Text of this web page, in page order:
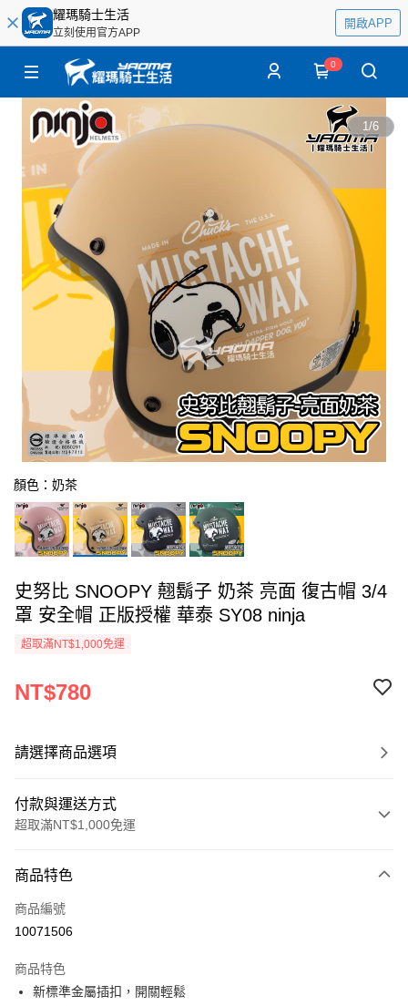
耀瑪騎士生活
立刻使用官方APP
開啟APP
0
1/6
顏色：奶茶
史努比 SNOOPY 翹鬍子 奶茶 亮面 復古帽 3/4
罩 安全帽 正版授權 華泰 SY08 ninja
超取滿NT$1,000免運
NT$780
請選擇商品選項
付款與運送方式
超取滿NT$1,000免運
信用卡一次付款
超商取貨付款
ATM付款
商品特色
商品編號
10071506
商品特色
新標準金屬插扣，開關輕鬆